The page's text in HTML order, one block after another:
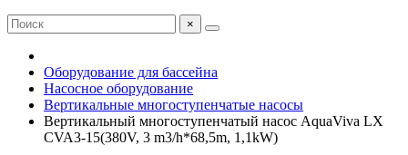
×
Оборудование для бассейна
Насосное оборудование
Вертикальные многоступенчатые насосы
Вертикальный многоступенчатый насос AquaViva LX
CVA3-15(380V, 3 m3/h*68,5m, 1,1kW)